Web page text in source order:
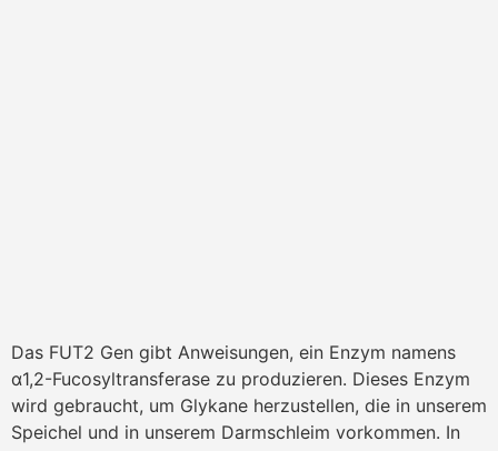
Das FUT2 Gen gibt Anweisungen, ein Enzym namens
α1,2-Fucosyltransferase zu produzieren. Dieses Enzym
wird gebraucht, um Glykane herzustellen, die in unserem
Speichel und in unserem Darmschleim vorkommen. In